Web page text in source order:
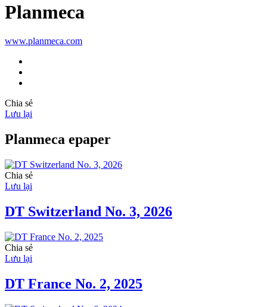
Planmeca
www.planmeca.com
Chia sẻ
Lưu lại
Planmeca epaper
Chia sẻ
Lưu lại
DT Switzerland No. 3, 2026
Chia sẻ
Lưu lại
DT France No. 2, 2025